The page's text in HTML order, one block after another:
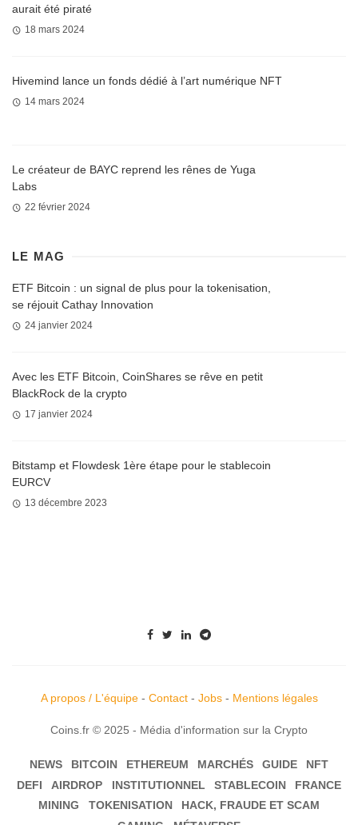
aurait été piraté
18 mars 2024
Hivemind lance un fonds dédié à l’art numérique NFT
14 mars 2024
Le créateur de BAYC reprend les rênes de Yuga
Labs
22 février 2024
LE MAG
ETF Bitcoin : un signal de plus pour la tokenisation,
se réjouit Cathay Innovation
24 janvier 2024
Avec les ETF Bitcoin, CoinShares se rêve en petit
BlackRock de la crypto
17 janvier 2024
Bitstamp et Flowdesk 1ère étape pour le stablecoin
EURCV
13 décembre 2023
A propos / L'équipe- Contact- Jobs- Mentions légales
Coins.fr © 2025 - Média d'information sur la Crypto
NEWS BITCOIN ETHEREUM MARCHÉS GUIDE
NFT
DEFI
AIRDROP INSTITUTIONNEL STABLECOIN
FRANCE
MINING
TOKENISATION
HACK, FRAUDE ET SCAM